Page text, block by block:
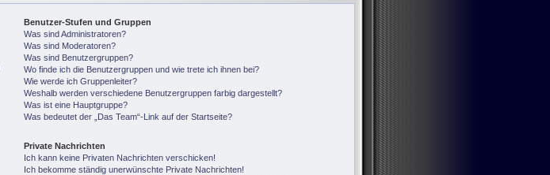
Benutzer-Stufen und Gruppen
Was sind Administratoren?
Was sind Moderatoren?
Was sind Benutzergruppen?
Wo finde ich die Benutzergruppen und wie trete ich ihnen bei?
Wie werde ich Gruppenleiter?
Weshalb werden verschiedene Benutzergruppen farbig dargestellt?
Was ist eine Hauptgruppe?
Was bedeutet der „Das Team“-Link auf der Startseite?
Private Nachrichten
Ich kann keine Privaten Nachrichten verschicken!
Ich bekomme ständig unerwünschte Private Nachrichten!